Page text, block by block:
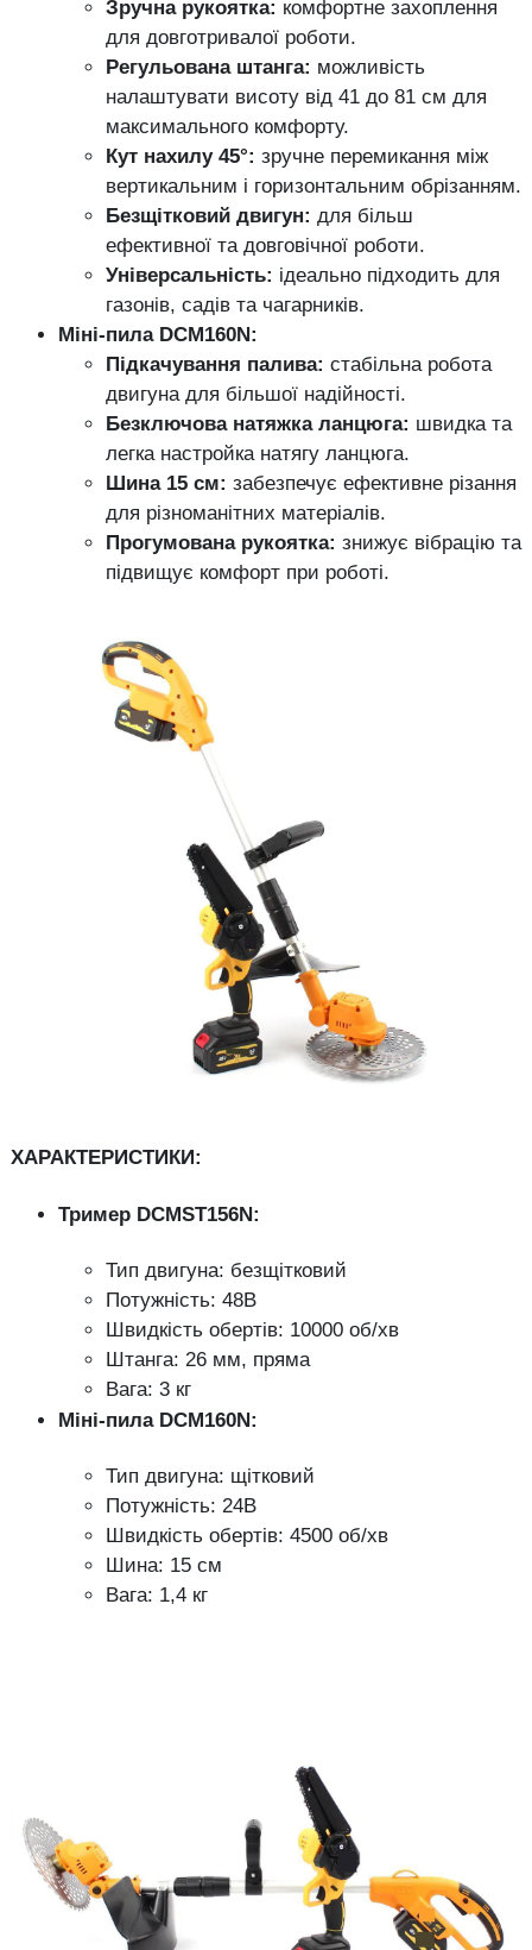
Зручна рукоятка: комфортне захоплення
для довготривалої роботи.
Регульована штанга: можливість
налаштувати висоту від 41 до 81 см для
максимального комфорту.
Кут нахилу 45°: зручне перемикання між
вертикальним і горизонтальним обрізанням.
Безщітковий двигун: для більш
ефективної та довговічної роботи.
Універсальність: ідеально підходить для
газонів, садів та чагарників.
Міні-пила DCM160N:
Підкачування палива: стабільна робота
двигуна для більшої надійності.
Безключова натяжка ланцюга: швидка та
легка настройка натягу ланцюга.
Шина 15 см: забезпечує ефективне різання
для різноманітних матеріалів.
Прогумована рукоятка: знижує вібрацію та
підвищує комфорт при роботі.
ХАРАКТЕРИСТИКИ:
Тример DCMST156N:
Тип двигуна: безщітковий
Потужність: 48В
Швидкість обертів: 10000 об/хв
Штанга: 26 мм, пряма
Вага: 3 кг
Міні-пила DCM160N:
Тип двигуна: щітковий
Потужність: 24В
Швидкість обертів: 4500 об/хв
Шина: 15 см
Вага: 1,4 кг